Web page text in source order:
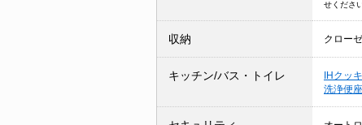
せください
収納 クロー
キッチン/バス・トイレ IHクッ
洗浄便座